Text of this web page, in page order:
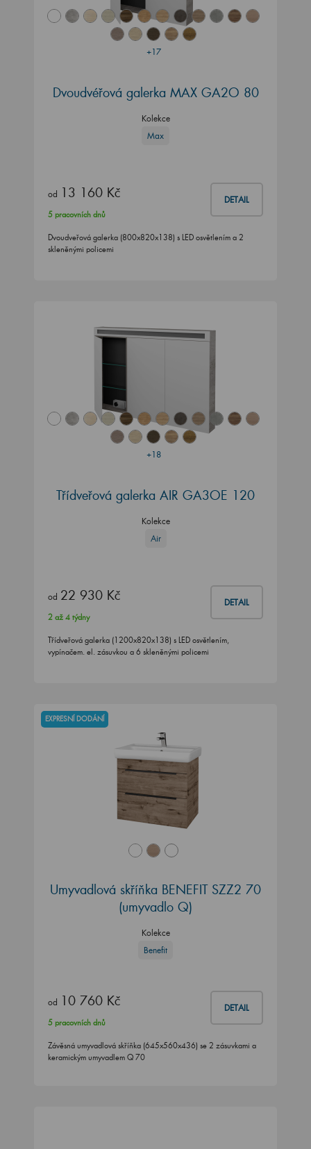
+17
Dvoudvéřová galerka MAX GA2O 80
Kolekce
Max
od 13 160 Kč DETAIL
5 pracovních dnů
Dvoudveřová galerka (800x820x138) s LED osvětlením a 2
skleněnými policemi
+18
Třídveřová galerka AIR GA3OE 120
Kolekce
Air
od 22 930 Kč DETAIL
2 až 4 týdny
Třídveřová galerka (1200x820x138) s LED osvětlením,
vypínačem. el. zásuvkou a 6 skleněnými policemi
EXPRESNÍ DODÁNÍ
Umyvadlová skříňka BENEFIT SZZ2 70
(umyvadlo Q)
Kolekce
Benefit
od 10 760 Kč DETAIL
5 pracovních dnů
Závěsná umyvadlová skříňka (645x560x436) se 2 zásuvkami a
keramickým umyvadlem Q 70